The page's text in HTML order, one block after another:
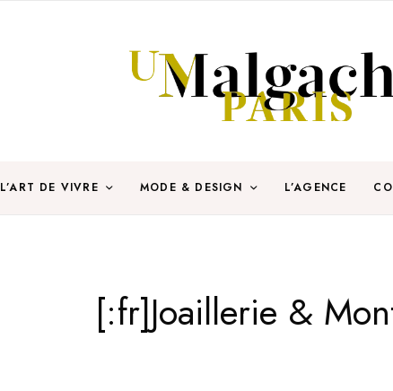
L’ART DE VIVRE MODE & DESIGN L’AGENCE
[:fr]Joaillerie &